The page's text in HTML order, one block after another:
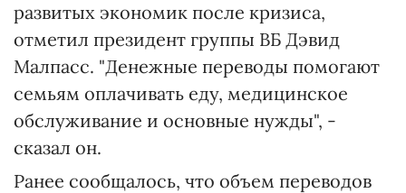
развитых экономик после кризиса,
отметил президент группы ВБ Дэвид
Малпасс. "Денежные переводы помогают
семьям оплачивать еду, медицинское
обслуживание и основные нужды", -
сказал он.
Ранее сообщалось, что объем переводов